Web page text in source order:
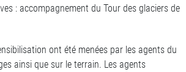
: accompagnement du Tour des glaciers de
ont été menées par les agents du
ainsi que sur le terrain. Les agents